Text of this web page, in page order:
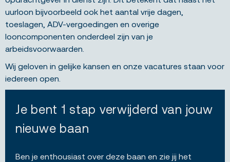
uurloon bijvoorbeeld ook het aantal vrije dagen,
toeslagen, ADV-vergoedingen en overige
looncomponenten onderdeel zijn van je
arbeidsvoorwaarden.
Wij geloven in gelijke kansen en onze vacatures staan voor
iedereen open.
Je bent 1 stap verwijderd van jouw
nieuwe baan
Ben je enthousiast over deze baan en zie jij het